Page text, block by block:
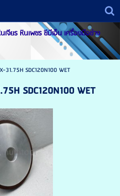
จียร หินเพชร ซีบีเอ็น เครื่องมือช่าง
31.75H SDC120N100 WET
SDC120N100 WET